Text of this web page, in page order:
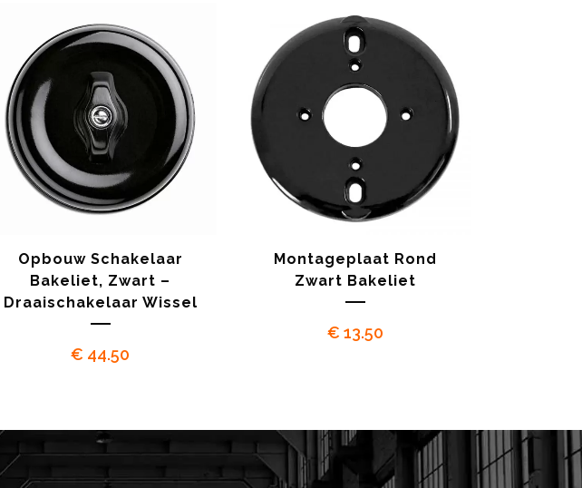
Opbouw Schakelaar
Bakeliet, Zwart –
Draaischakelaar Wissel
€ 44.50
Montageplaat Rond
Zwart Bakeliet
€ 13.50